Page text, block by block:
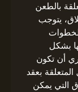
بالطعن
يتوجب
بشكل
أن تكون
بعقد
التي يمكن